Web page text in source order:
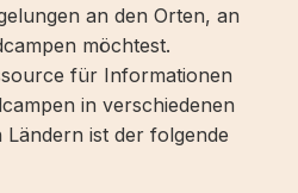
an den Orten, an
möchtest.
für Informationen
in verschiedenen
Ländern ist der folgende